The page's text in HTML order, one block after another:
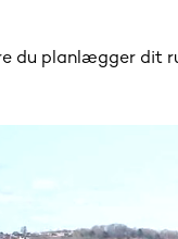
du planlægger dit